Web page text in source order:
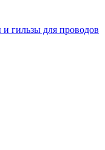
гильзы для проводов